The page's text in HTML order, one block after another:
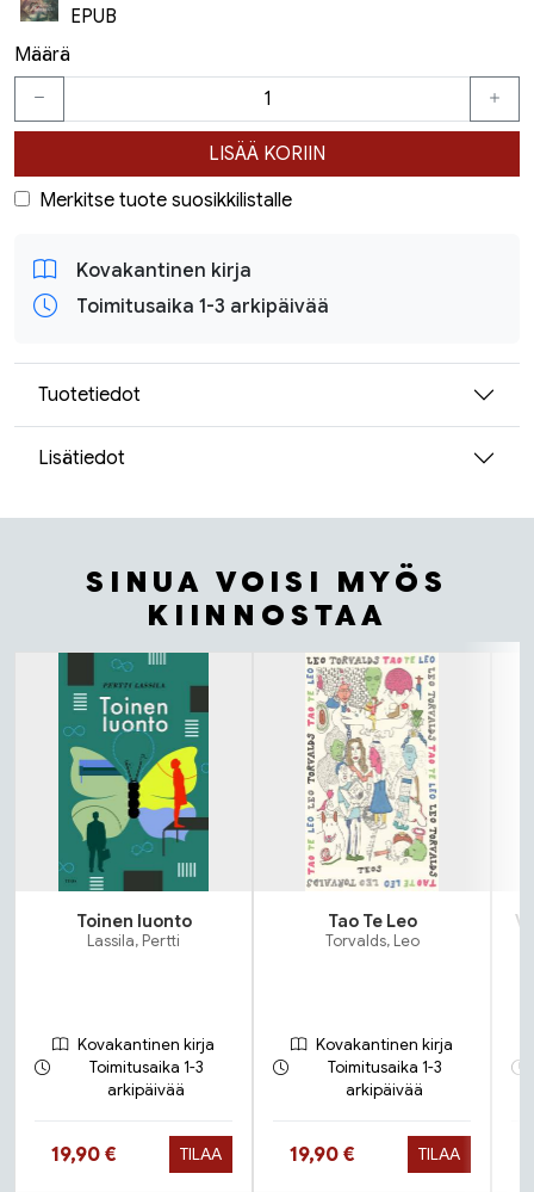
EPUB
Määrä
LISÄÄ KORIIN
Merkitse tuote suosikkilistalle
Kovakantinen kirja
Toimitusaika 1-3 arkipäivää
Tuotetiedot
Lisätiedot
SINUA VOISI MYÖS
KIINNOSTAA
Tuoteluettelon alku
Toinen luonto
Lassila, Pertti
Kovakantinen kirja
Toimitusaika 1-3
arkipäivää
Hinta nyt
19,90 € TILAA
Tao Te Leo
Torvalds, Leo
Kovakantinen kirja
Toimitusaika 1-3
arkipäivää
Hinta nyt
19,90 € TILAA